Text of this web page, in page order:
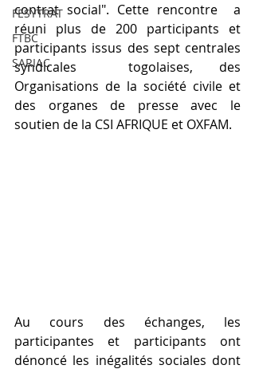
FESYTRAT
FTBC
SARIAC
contrat social". Cette rencontre  a
réuni plus de 200 participants et
participants issus des sept centrales
syndicales  togolaises, des
Organisations de la société civile et
des organes de presse avec le
soutien de la CSI AFRIQUE et OXFAM.
Au cours des échanges, les
participantes et participants ont
dénoncé les inégalités sociales dont